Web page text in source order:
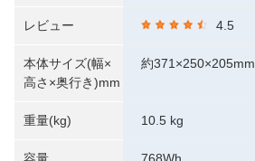
レビュー
本体サイズ(幅×
高さ×奥行き)mm
重量(kg)
4.5
約371×250×205mm
10.5 kg